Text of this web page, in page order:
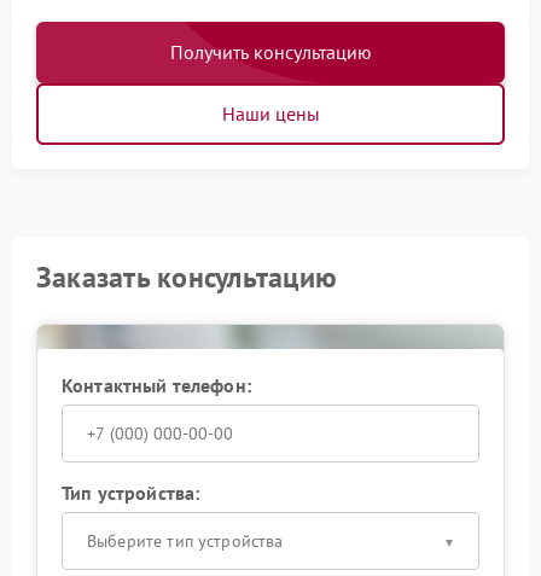
Получить консультацию
Наши цены
Заказать консультацию
Контактный телефон:
Тип устройства:
Выберите тип устройства